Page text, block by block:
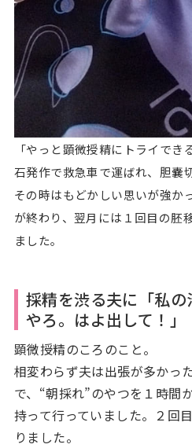
「やっと顕微授精にトライで
石発作で救急車で運ばれ、胆嚢
その時はもどかしい思いが強か
が終わり、翌月には１回目の胚
ました。
採精を渋る夫に「私
やろ。はよ出して！」
顕微授精のころのこと。
相変わらず夫は出張が多かっ
で、“朝採れ”のやつを１時間
持って行っていました。２回
りました。